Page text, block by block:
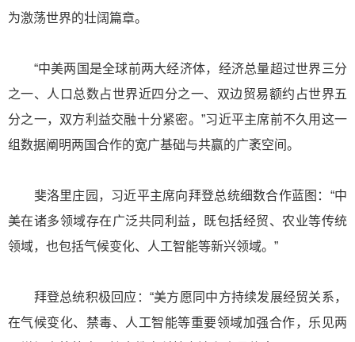
为激荡世界的壮阔篇章。
“中美两国是全球前两大经济体，经济总量超过世界三分
之一、人口总数占世界近四分之一、双边贸易额约占世界五
分之一，双方利益交融十分紧密。”习近平主席前不久用这一
组数据阐明两国合作的宽广基础与共赢的广袤空间。
斐洛里庄园，习近平主席向拜登总统细数合作蓝图：“中
美在诸多领域存在广泛共同利益，既包括经贸、农业等传统
领域，也包括气候变化、人工智能等新兴领域。”
拜登总统积极回应：“美方愿同中方持续发展经贸关系，
在气候变化、禁毒、人工智能等重要领域加强合作，乐见两